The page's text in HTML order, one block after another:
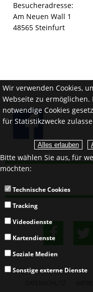
Besucheradresse:
Am Neuen Wall 1
48565 Steinfurt
Wir verwenden Cookies,
Webseite zu
notwendige Cookies
für Statistikzwecke
Bitte wählen Sie aus, für
möchten:
Technische Cookies
Tracking
Videodienste
Kartendienste
Soziale Medien
Sonstige externe Dienste